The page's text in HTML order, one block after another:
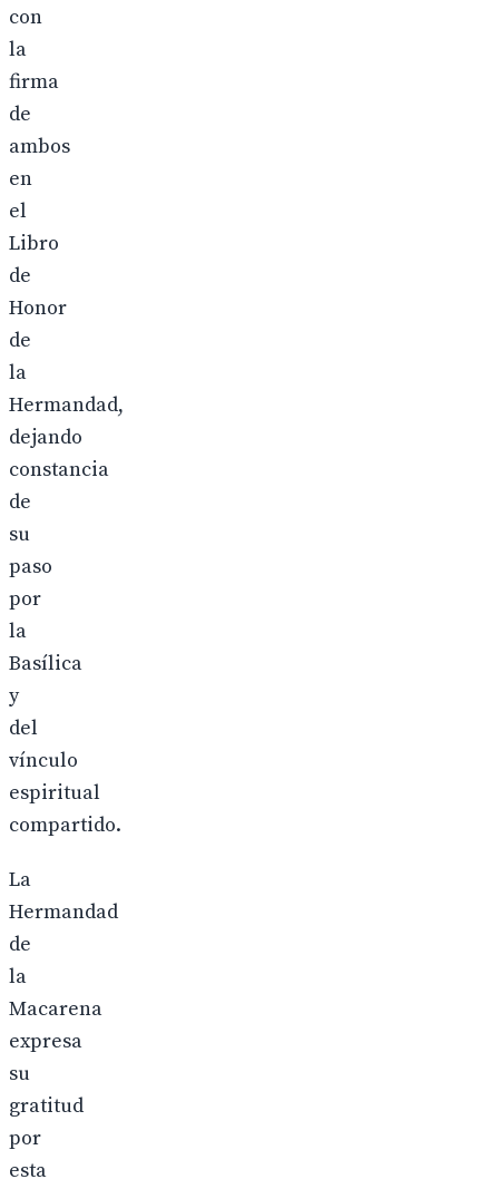
con
la
firma
de
ambos
en
el
Libro
de
Honor
de
la
Hermandad,
dejando
constancia
de
su
paso
por
la
Basílica
y
del
vínculo
espiritual
compartido.
La
Hermandad
de
la
Macarena
expresa
su
gratitud
por
esta